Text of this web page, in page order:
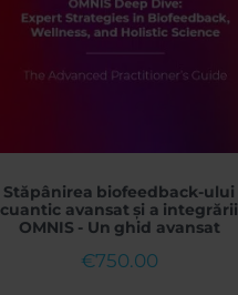
Stăpânirea biofeedback-ului
cuantic avansat și a integrării
OMNIS - Un ghid avansat
€750.00